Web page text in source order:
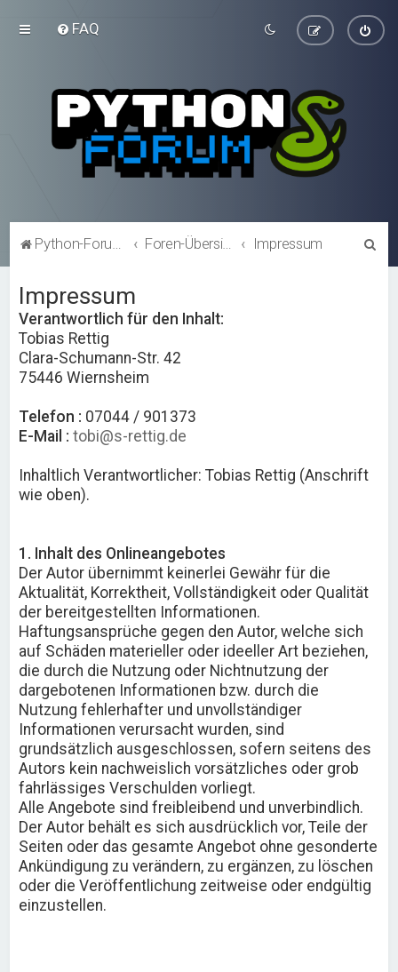
FAQ
Python-Forum.de Foren-Übersicht Impressum
Impressum
Verantwortlich für den Inhalt:
Tobias Rettig
Clara-Schumann-Str. 42
75446 Wiernsheim
Telefon : 07044 / 901373
E-Mail : tobi@s-rettig.de
Inhaltlich Verantwortlicher: Tobias Rettig (Anschrift
wie oben).
1. Inhalt des Onlineangebotes
Der Autor übernimmt keinerlei Gewähr für die
Aktualität, Korrektheit, Vollständigkeit oder Qualität
der bereitgestellten Informationen.
Haftungsansprüche gegen den Autor, welche sich
auf Schäden materieller oder ideeller Art beziehen,
die durch die Nutzung oder Nichtnutzung der
dargebotenen Informationen bzw. durch die
Nutzung fehlerhafter und unvollständiger
Informationen verursacht wurden, sind
grundsätzlich ausgeschlossen, sofern seitens des
Autors kein nachweislich vorsätzliches oder grob
fahrlässiges Verschulden vorliegt.
Alle Angebote sind freibleibend und unverbindlich.
Der Autor behält es sich ausdrücklich vor, Teile der
Seiten oder das gesamte Angebot ohne gesonderte
Ankündigung zu verändern, zu ergänzen, zu löschen
oder die Veröffentlichung zeitweise oder endgültig
einzustellen.